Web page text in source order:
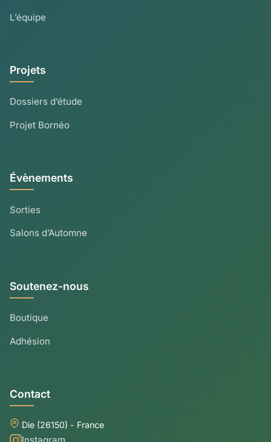
L’équipe
Projets
Dossiers d’étude
Projet Bornéo
Évènements
Sorties
Salons d’Automne
Soutenez-nous
Boutique
Adhésion
Contact
Die (26150) - France